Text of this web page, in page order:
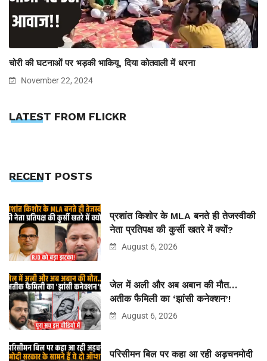
चोरी की घटनाओं पर भड़की भाकियू, दिया कोतवाली में धरना
November 22, 2024
LATEST FROM FLICKR
RECENT POSTS
प्रशांत किशोर के MLA बनते ही तेजस्वीकी
नेता प्रतिपक्ष की कुर्सी खतरे में क्यों?
August 6, 2026
जेल में अली और अब अबान की मौत…
अतीक फैमिली का ‘झांसी कनेक्शन’!
August 6, 2026
परिसीमन बिल पर कहा आ रही अड़चनमोदी